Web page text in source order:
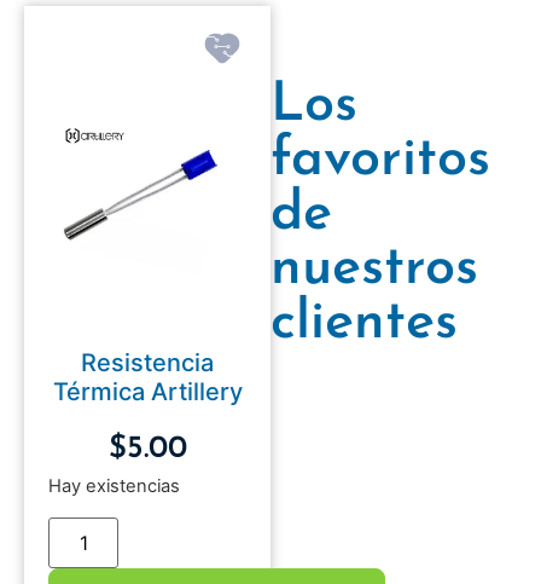
Resistencia
Térmica Artillery
$5.00
Hay existencias
Los
favoritos
de
nuestros
clientes